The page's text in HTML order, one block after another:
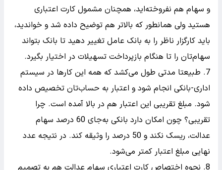
و سهام هم نفروخته‌اید، همچنان مشمول کارت اعتباری
هستید ولی همانطور که بالاتر هم توضیح داده شد و خواندید،
باید کارگزار ناظر را به بانک عامل تغییر دهید تا بانک بتواند
سهام‌تان را تا هنگام بازپرداخت تسهیلات در اختیار بگیرد.
طبیعتا مدتی طول می‌کشد که همه این کارها در سیستم
اداری-بانکی انجام شود و اعتبار به حساب‌تان تخصیص داده
شود. مبلغ تقریبی این اعتبار هم در بالا آمده است. چرا
تقریبی؟ چون امکان دارد بانکی به‌جای 60 درصد سهام
عدالت، ریسک نکند و 50 درصد را وثیقه کند. در نتیجه عدد
نهایی مبلغ اعتبار کمتر می‌شود.
نحوه اختصاص کارت اعتباری سهام عدالت هم به تصمیم